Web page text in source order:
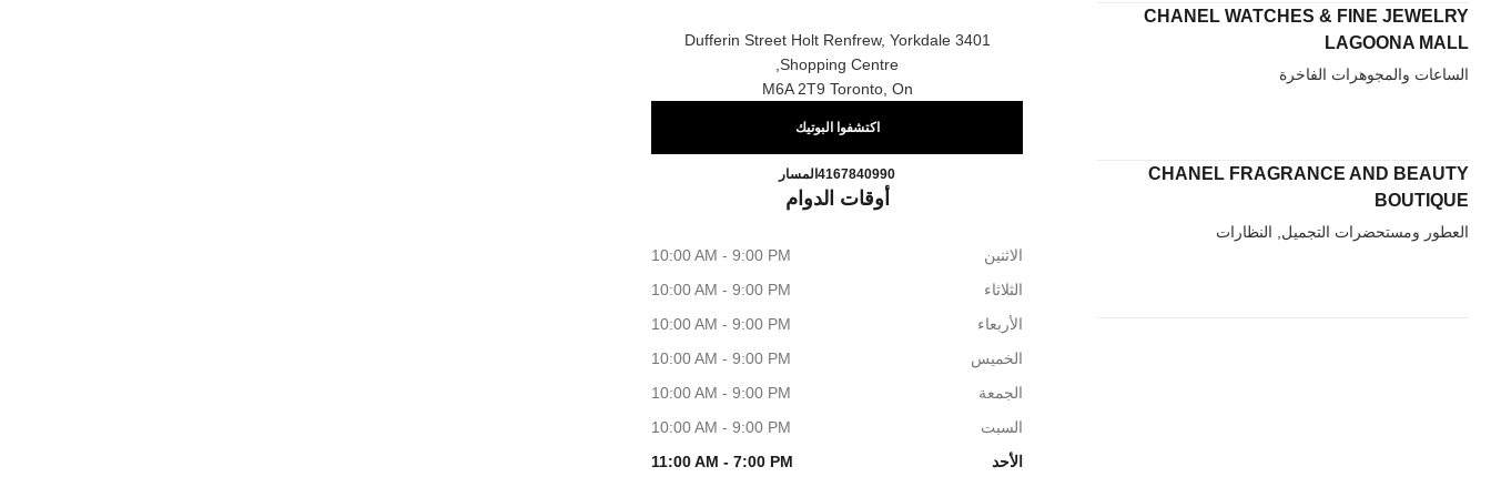
CHANEL WATCHES & FINE JEWELRY
LAGOONA MALL
الساعات والمجوهرات الفاخرة
CHANEL FRAGRANCE AND BEAUTY
BOUTIQUE
العطور ومستحضرات التجميل, النظارات
3401 Dufferin Street Holt Renfrew, Yorkdale
Shopping Centre,
M6A 2T9 Toronto, On
اكتشفوا البوتيك
اتصال
4167840990 المسارCHANEL YORKDALE
أوقات الدوام
الاثنين
10:00 AM - 9:00 PM
الثلاثاء
10:00 AM - 9:00 PM
الأربعاء
10:00 AM - 9:00 PM
الخميس
10:00 AM - 9:00 PM
الجمعة
10:00 AM - 9:00 PM
السبت
10:00 AM - 9:00 PM
الأحد
11:00 AM - 7:00 PM